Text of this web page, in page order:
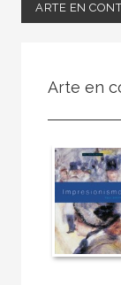
ARTE EN
Ciencias
Arte
MATERIAS
Arte en